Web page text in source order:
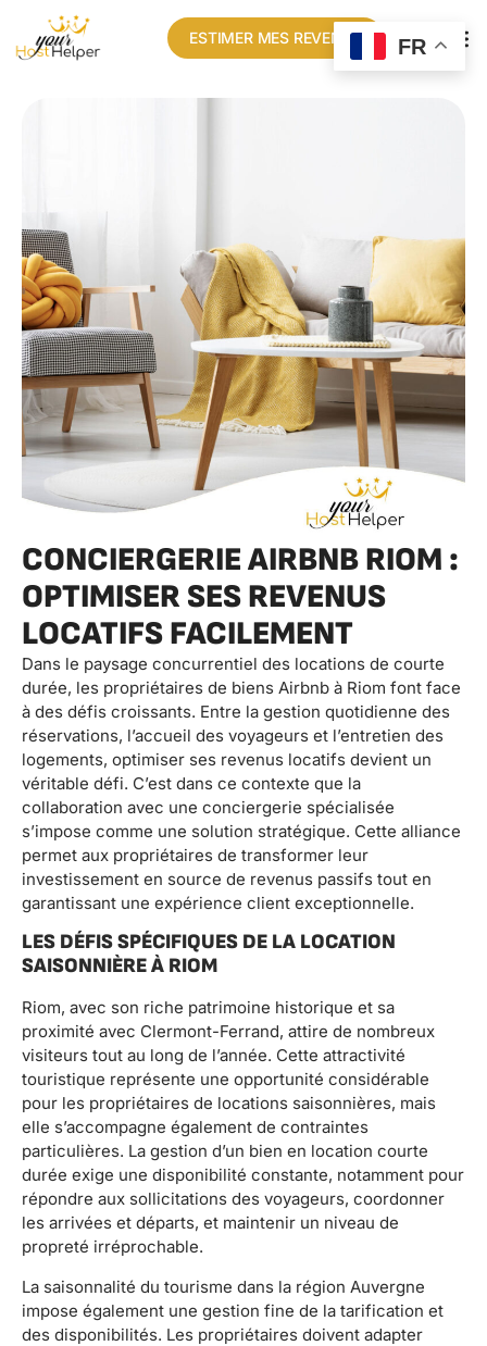
ESTIMER MES REVENUS
CONCIERGERIE AIRBNB RIOM :
OPTIMISER SES REVENUS
LOCATIFS FACILEMENT
Dans le paysage concurrentiel des locations de courte
durée, les propriétaires de biens Airbnb à Riom font face
à des défis croissants. Entre la gestion quotidienne des
réservations, l’accueil des voyageurs et l’entretien des
logements, optimiser ses revenus locatifs devient un
véritable défi. C’est dans ce contexte que la
collaboration avec une conciergerie spécialisée
s’impose comme une solution stratégique. Cette alliance
permet aux propriétaires de transformer leur
investissement en source de revenus passifs tout en
garantissant une expérience client exceptionnelle.
LES DÉFIS SPÉCIFIQUES DE LA LOCATION
SAISONNIÈRE À RIOM
Riom, avec son riche patrimoine historique et sa
proximité avec Clermont-Ferrand, attire de nombreux
visiteurs tout au long de l’année. Cette attractivité
touristique représente une opportunité considérable
pour les propriétaires de locations saisonnières, mais
elle s’accompagne également de contraintes
particulières. La gestion d’un bien en location courte
durée exige une disponibilité constante, notamment pour
répondre aux sollicitations des voyageurs, coordonner
les arrivées et départs, et maintenir un niveau de
propreté irréprochable.
La saisonnalité du tourisme dans la région Auvergne
impose également une gestion fine de la tarification et
des disponibilités. Les propriétaires doivent adapter
FR